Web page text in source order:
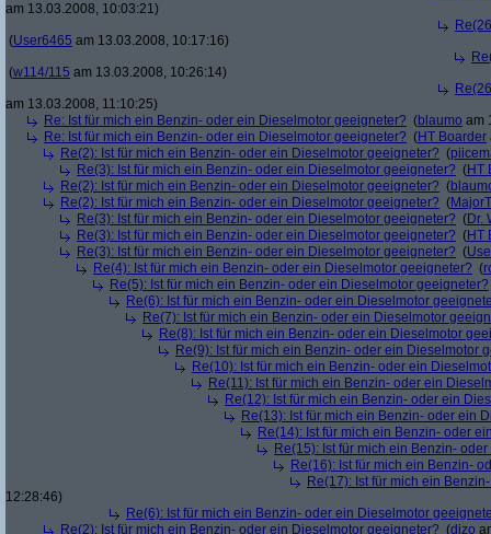
am 13.03.2008, 10:03:21)
(User6465 am 13.03.2008, 10:17:16)
(w114/115 am 13.03.2008, 10:26:14)
am 13.03.2008, 11:10:25)
Re: Ist für mich ein Benzin- oder ein Dieselmotor geeigneter? (blaumo am
Re: Ist für mich ein Benzin- oder ein Dieselmotor geeigneter? (HT Boarder
Re(2): Ist für mich ein Benzin- oder ein Dieselmotor geeigneter? (
Re(3): Ist für mich ein Benzin- oder ein Dieselmotor geeigneter? (HT
Re(2): Ist für mich ein Benzin- oder ein Dieselmotor geeigneter? (
Re(2): Ist für mich ein Benzin- oder ein Dieselmotor geeigneter? (
Re(3): Ist für mich ein Benzin- oder ein Dieselmotor geeigneter? (Dr.
Re(3): Ist für mich ein Benzin- oder ein Dieselmotor geeigneter? (HT
Re(3): Ist für mich ein Benzin- oder ein Dieselmotor geeigneter? (
Re(4): Ist für mich ein Benzin- oder ein Dieselmotor geeigneter? (
Re(5): Ist für mich ein Benzin- oder ein Dieselmotor geeigneter?
Re(6): Ist für mich ein Benzin- oder ein Dieselmotor
Re(7): Ist für mich ein Benzin- oder ein Dieselmotor
Re(8): Ist für mich ein Benzin- oder ein Dieselmotor
Re(9): Ist für mich ein Benzin- oder ein Dieselmotor
Re(10): Ist für mich ein Benzin- oder ein
Re(11): Ist für mich ein Benzin- oder ein
Re(12): Ist für mich ein Benzin- oder ein
Re(13): Ist für mich ein Benzin- oder ein
Re(14): Ist für mich ein Benzin- oder
Re(15): Ist für mich ein Benzin-
Re(16): Ist für mich ein Benzin-
Re(17): Ist für mich ein
12:28:46)
Re(6): Ist für mich ein Benzin- oder ein Dieselmotor
Re(2): Ist für mich ein Benzin- oder ein Dieselmotor geeigneter? (dizo